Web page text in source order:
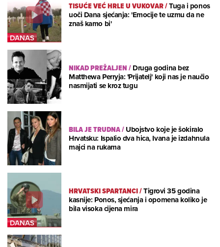
TISUĆE VEĆ HRLE U VUKOVAR/Tuga i ponos
uoči Dana sjećanja: 'Emocije te uzmu da ne
znaš kamo bi'
NIKAD PREŽALJEN/Druga godina bez
Matthewa Perryja: 'Prijatelj' koji nas je naučio
nasmijati se kroz tugu
BILA JE TRUDNA/Ubojstvo koje je šokiralo
Hrvatsku: Ispalio dva hica, Ivana je izdahnula
majci na rukama
HRVATSKI SPARTANCI/Tigrovi 35 godina
kasnije: Ponos, sjećanja i opomena koliko je
bila visoka cijena mira